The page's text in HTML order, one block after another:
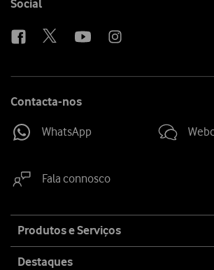
Follow
Social
Contacta-nos
WhatsApp
Fala connosco
map
Produtos e Serviços
Destaques